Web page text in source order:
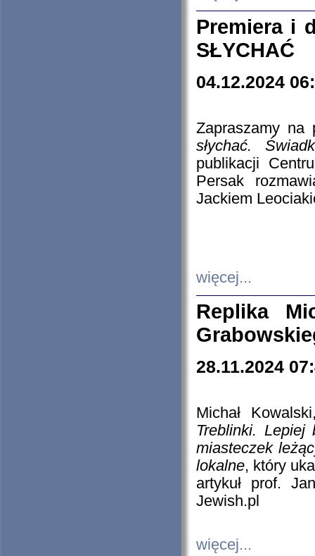
Premiera i
SŁYCHAĆ
04.12.2024
Zapraszamy
słychać.
publikacji
Persak
Jackiem
więcej...
Replika
28.11.2024
Michał
Treblinki. Lepiej
miasteczek
lokalne, który
artykuł prof.
Jewish.pl
więcej...